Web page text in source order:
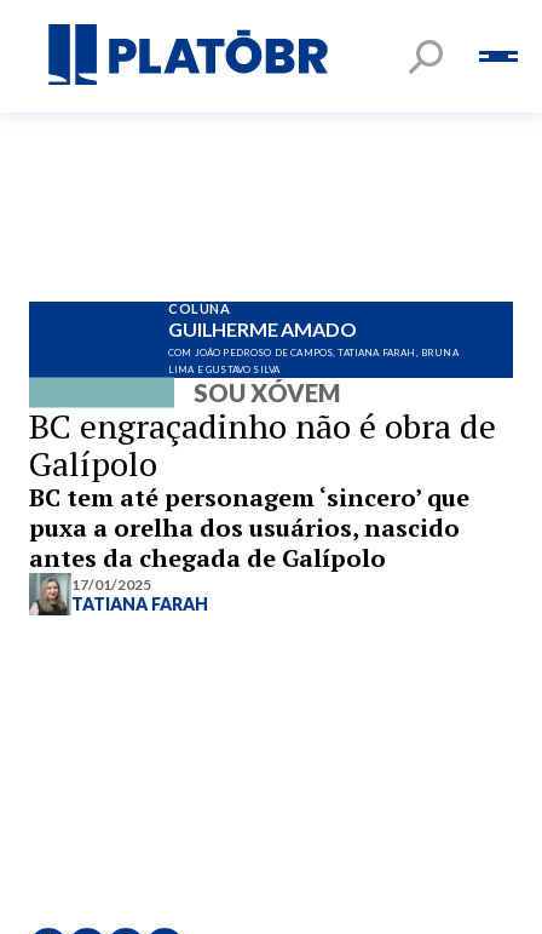
COLUNA
GUILHERME AMADO
COM JOÃO PEDROSO DE CAMPOS, TATIANA FARAH, BRUNA
LIMA E GUSTAVO SILVA
SOU XÓVEM
BC engraçadinho não é obra de
Galípolo
BC tem até personagem ‘sincero’ que
puxa a orelha dos usuários, nascido
antes da chegada de Galípolo
17/01/2025
TATIANA FARAH